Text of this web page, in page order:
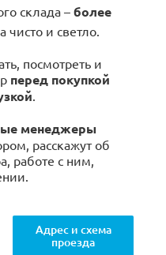
склада – более
чисто и светло.
посмотреть и
перед покупкой
.
менеджеры
расскажут об
работе с ним,
Адрес и схема
проезда